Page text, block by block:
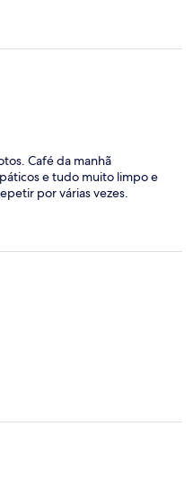
Café da manhã
e tudo muito limpo e
por várias vezes.